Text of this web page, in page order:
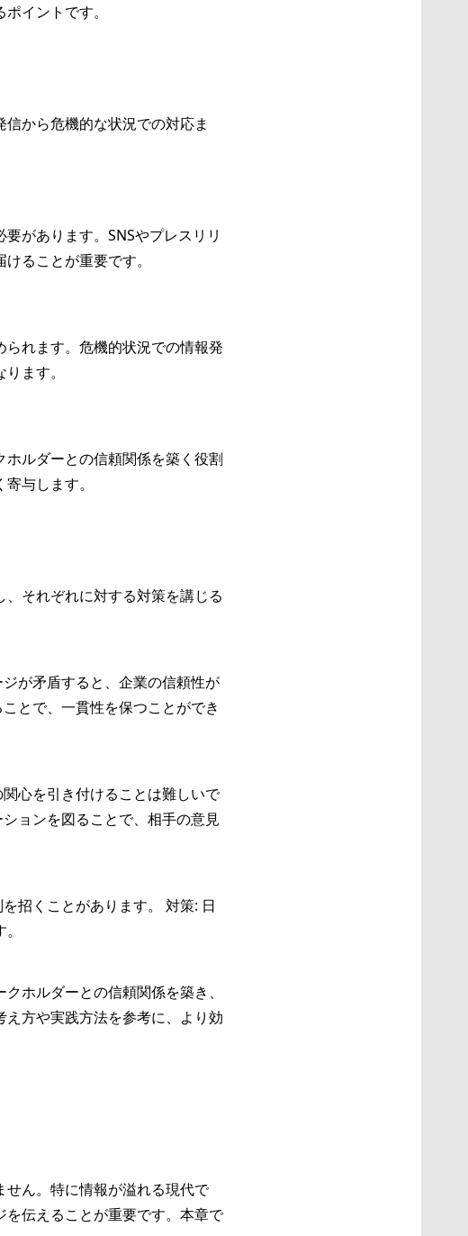
イントです。
から危機的な状況での対応ま
があります。SNSやプレスリリ
ることが重要です。
れます。危機的状況での情報発
ます。
ルダーとの信頼関係を築く役割
与します。
それぞれに対する対策を講じる
が矛盾すると、企業の信頼性が
とで、一貫性を保つことができ
心を引き付けることは難しいで
ョンを図ることで、相手の意見
招くことがあります。 対策: 日
ホルダーとの信頼関係を築き、
方や実践方法を参考に、より効
ん。特に情報が溢れる現代で
伝えることが重要です。本章で